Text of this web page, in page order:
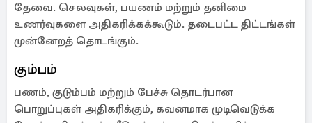
தேவை. செலவுகள், பயணம் மற்றும் தனிமை
உணர்வுகளை அதிகரிக்கக்கூடும். ​​தடைபட்ட திட்டங்கள்
முன்னேறத் தொடங்கும்.
கும்பம்
பணம், குடும்பம் மற்றும் பேச்சு தொடர்பான
பொறுப்புகள் அதிகரிக்கும், கவனமாக முடிவெடுக்க